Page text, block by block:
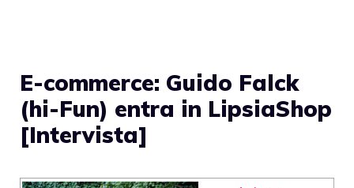
E-commerce: Guido Falck
(hi-Fun) entra in LipsiaShop
[Intervista]